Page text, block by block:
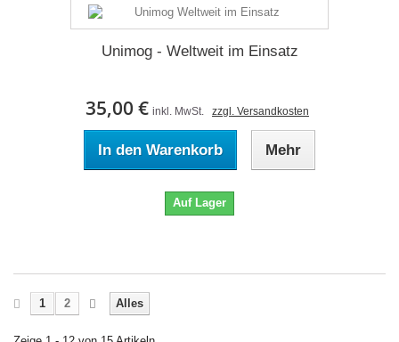
Unimog - Weltweit im Einsatz
35,00 € inkl. MwSt. zzgl. Versandkosten
In den Warenkorb Mehr
Auf Lager
Alles
1 2